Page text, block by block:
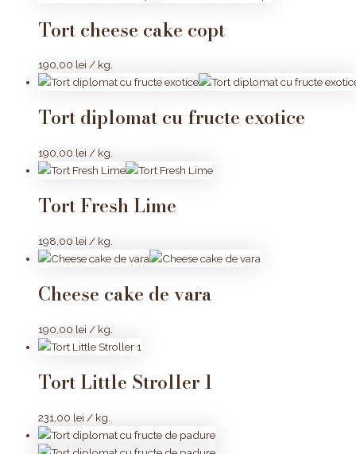
Tort cheese cake copt
190,00 lei / kg.
Tort diplomat cu fructe exotice
190,00 lei / kg.
Tort Fresh Lime
198,00 lei / kg.
Cheese cake de vara
190,00 lei / kg.
Tort Little Stroller 1
231,00 lei / kg.